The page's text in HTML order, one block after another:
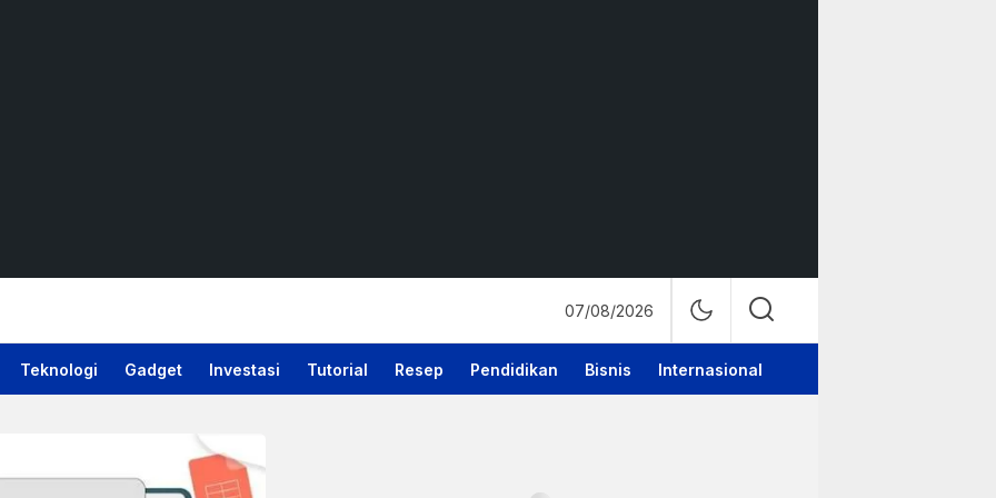
07/08/2026
Teknologi Gadget Investasi Tutorial Resep Pendidikan Bisnis Internasional